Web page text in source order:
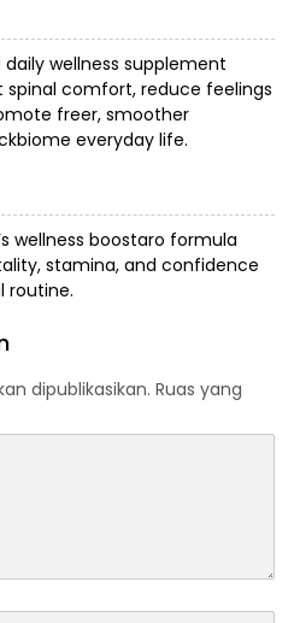
wellness supplement
comfort, reduce feelings
freer, smoother
everyday life.
wellness boostaro formula
stamina, and confidence
routine.
dipublikasikan. Ruas yang